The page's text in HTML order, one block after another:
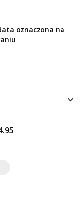
oznaczona na